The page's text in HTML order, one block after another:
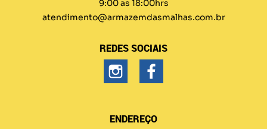
9:00 as 18:00hrs
atendimento@armazemdasmalhas.com.br
REDES SOCIAIS
ENDEREÇO